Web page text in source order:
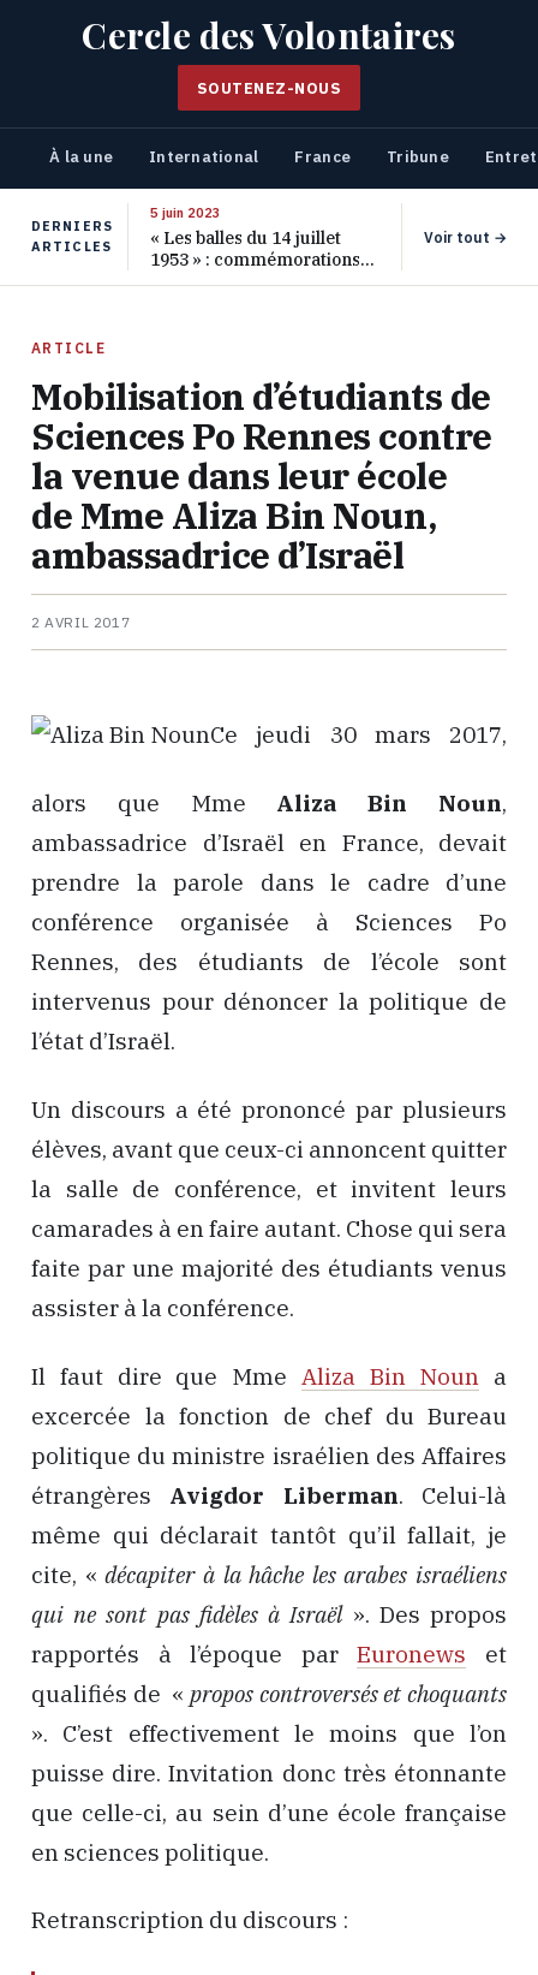
Cercle des Volontaires
SOUTENEZ-NOUS
À la une International France Tribune
DERNIERS
ARTICLES
5 juin 2023
« Les balles du 14 juillet
1953 » : commémorations
pour les 70 ans de ce
Voir tout →
ARTICLE
Mobilisation d’étudiants de
Sciences Po Rennes contre
la venue dans leur école
de Mme Aliza Bin Noun,
ambassadrice d’Israël
2 AVRIL 2017
Ce jeudi 30 mars 2017,
alors que Mme Aliza Bin Noun,
ambassadrice d’Israël en France, devait
prendre la parole dans le cadre d’une
conférence organisée à Sciences Po
Rennes, des étudiants de l’école sont
intervenus pour dénoncer la politique de
l’état d’Israël.
Un discours a été prononcé par plusieurs
élèves, avant que ceux-ci annoncent quitter
la salle de conférence, et invitent leurs
camarades à en faire autant. Chose qui sera
faite par une majorité des étudiants venus
assister à la conférence.
Il faut dire que Mme Aliza Bin Noun a
excercée la fonction de chef du Bureau
politique du ministre israélien des Affaires
étrangères Avigdor Liberman. Celui-là
même qui déclarait tantôt qu’il fallait, je
cite, «décapiter à la hâche les arabes israéliens
qui ne sont pas fidèles à Israël». Des propos
rapportés à l’époque parEuronews et
qualifiés de « propos controversés et choquants
». C’est effectivement le moins que l’on
puisse dire. Invitation donc très étonnante
que celle-ci, au sein d’une école française
en sciences politique.
Retranscription du discours :